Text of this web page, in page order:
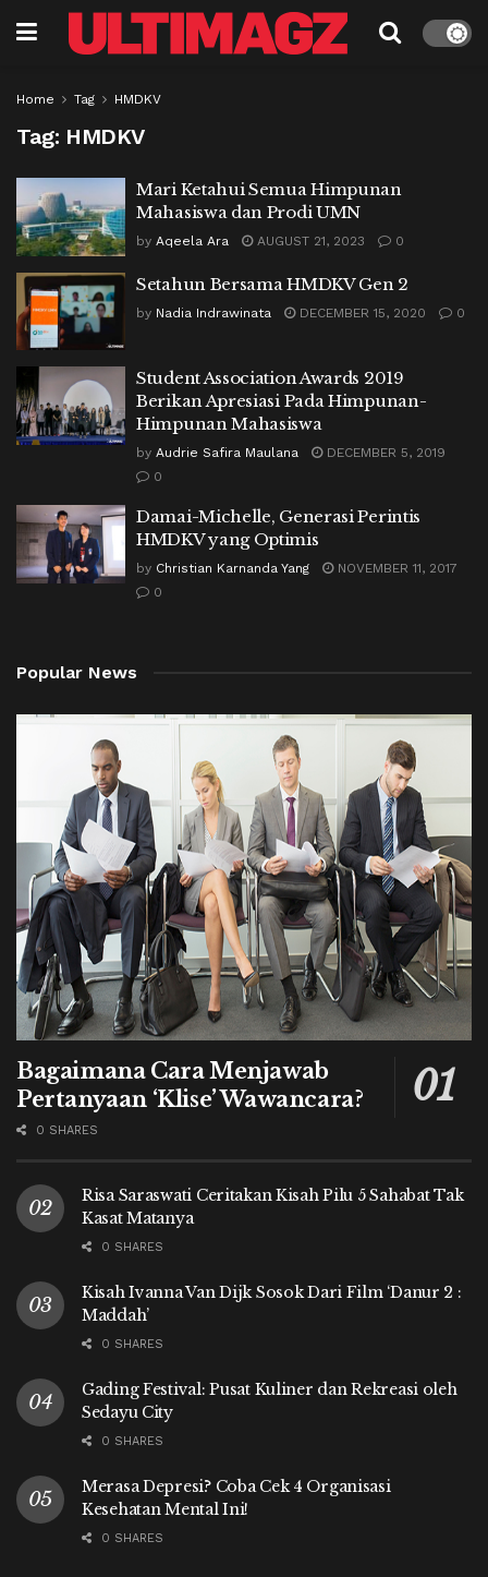
Home Tag HMDKV
Tag: HMDKV
Mari Ketahui Semua Himpunan
Mahasiswa dan Prodi UMN
by Aqeela Ara AUGUST 21, 2023 0
Setahun Bersama HMDKV Gen 2
by Nadia Indrawinata DECEMBER 15, 2020 0
Student Association Awards 2019
Berikan Apresiasi Pada Himpunan-
Himpunan Mahasiswa
by Audrie Safira Maulana
DECEMBER 5, 2019
0
Damai-Michelle, Generasi Perintis
HMDKV yang Optimis
by Christian Karnanda Yang
NOVEMBER 11, 2017
0
Popular News
Bagaimana Cara Menjawab
Pertanyaan ‘Klise’ Wawancara?
0 SHARES
Risa Saraswati Ceritakan Kisah Pilu 5 Sahabat Tak
Kasat Matanya
0 SHARES
Kisah Ivanna Van Dijk Sosok Dari Film ‘Danur 2 :
Maddah’
0 SHARES
Gading Festival: Pusat Kuliner dan Rekreasi oleh
Sedayu City
0 SHARES
Merasa Depresi? Coba Cek 4 Organisasi
Kesehatan Mental Ini!
0 SHARES